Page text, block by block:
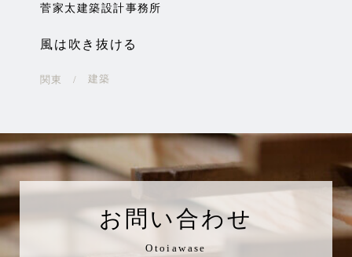
菅家太建築設計事務所
風は吹き抜ける
関東 建築
お問い合わせ
Otoiawase